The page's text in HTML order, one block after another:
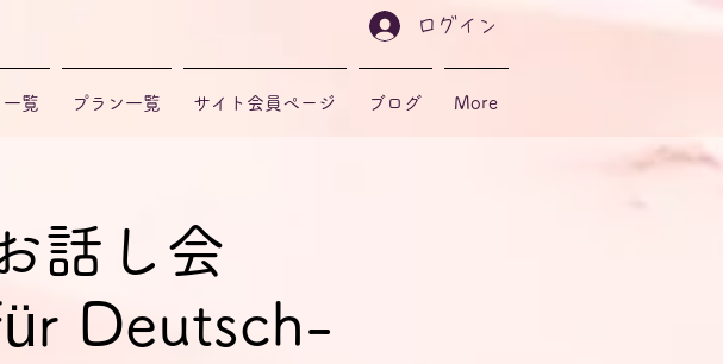
話し会
Deutsch-
一覧 プラン一覧 サイト会員ページ ブログ More
ログイン